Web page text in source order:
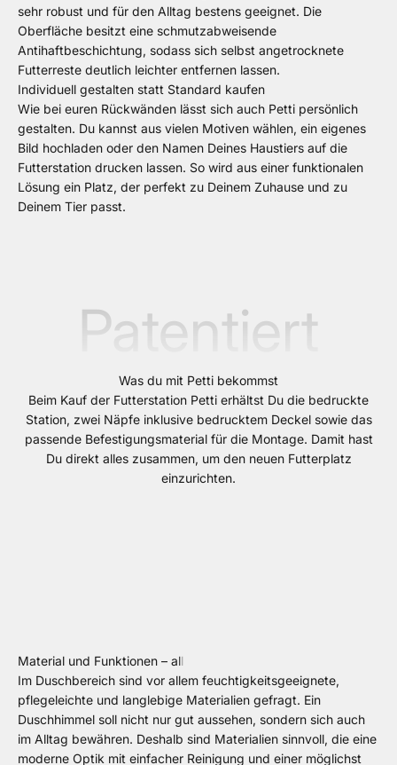
sehr robust und für den Alltag bestens geeignet. Die
Oberfläche besitzt eine schmutzabweisende
Antihaftbeschichtung, sodass sich selbst angetrocknete
Futterreste deutlich leichter entfernen lassen.
Individuell gestalten statt Standard kaufen
Wie bei euren Rückwänden lässt sich auch Petti persönlich
gestalten. Du kannst aus vielen Motiven wählen, ein eigenes
Bild hochladen oder den Namen Deines Haustiers auf die
Futterstation drucken lassen. So wird aus einer funktionalen
Lösung ein Platz, der perfekt zu Deinem Zuhause und zu
Deinem Tier passt.
Patentiert
Was du mit Petti bekommst
Beim Kauf der Futterstation Petti erhältst Du die bedruckte
Station, zwei Näpfe inklusive bedrucktem Deckel sowie das
passende Befestigungsmaterial für die Montage. Damit hast
Du direkt alles zusammen, um den neuen Futterplatz
einzurichten.
Im Duschbereich sind vor allem feuchtigkeitsgeeignete,
pflegeleichte und langlebige Materialien gefragt. Ein
Duschhimmel soll nicht nur gut aussehen, sondern sich auch
im Alltag bewähren. Deshalb sind Materialien sinnvoll, die eine
moderne Optik mit einfacher Reinigung und einer möglichst